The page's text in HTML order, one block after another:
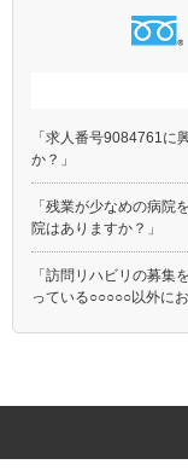
「求人番号9084761に
か？」
「残業が少なめの病院
院はありますか？」
「訪問リハビリの募集
っている○○○○○以外に